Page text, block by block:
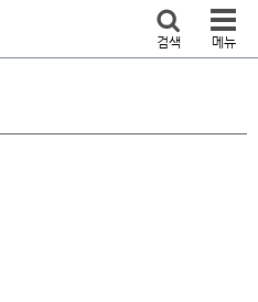
검색 메뉴